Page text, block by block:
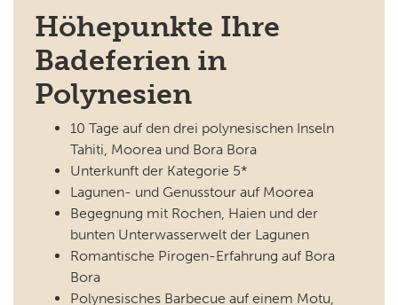
Höhepunkte Ihre
Badeferien in
Polynesien
10 Tage auf den drei polynesischen Inseln
Tahiti, Moorea und Bora Bora
Unterkunft der Kategorie 5*
Lagunen- und Genusstour auf Moorea
Begegnung mit Rochen, Haien und der
bunten Unterwasserwelt der Lagunen
Romantische Pirogen-Erfahrung auf Bora
Bora
Polynesisches Barbecue auf einem Motu,